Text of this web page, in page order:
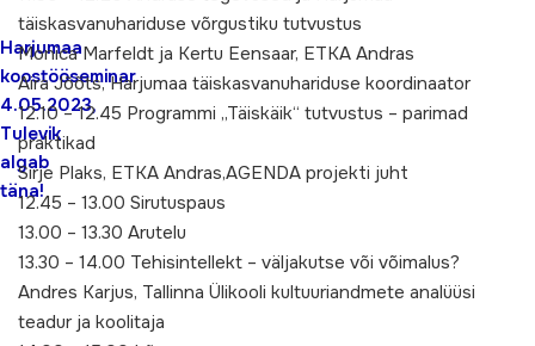
Harjumaa
koostööseminar
4.05.2023,
Tulevik
algab
täna!
täiskasvanuhariduse võrgustiku tutvustus
Monica Marfeldt ja Kertu Eensaar, ETKA Andras
Aira Jõõts, Harjumaa täiskasvanuhariduse koordinaator
12.10 – 12.45 Programmi „Täiskäik“ tutvustus – parimad
praktikad
Sirje Plaks, ETKA Andras,AGENDA projekti juht
12.45 – 13.00 Sirutuspaus
13.00 – 13.30 Arutelu
13.30 – 14.00 Tehisintellekt – väljakutse või võimalus?
Andres Karjus, Tallinna Ülikooli kultuuriandmete analüüsi
teadur ja koolitaja